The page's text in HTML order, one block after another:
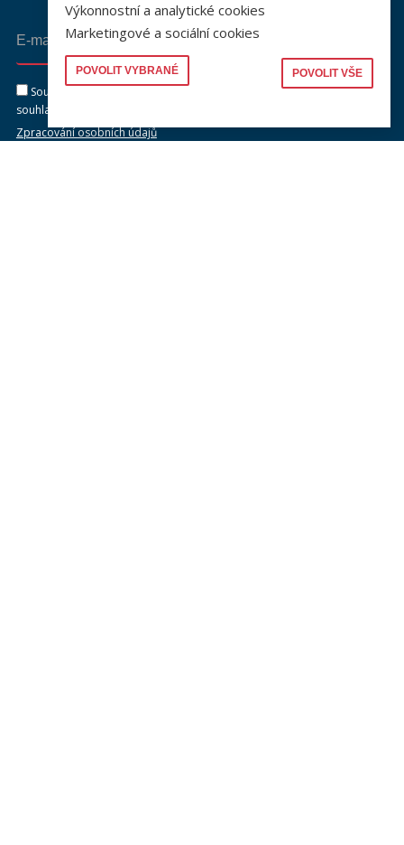
Souhlasím se zasíláním newsletteru na výše uvedenou adresu a
souhlasím se zpracováním osobních údajů dle dokumentu níže.
Zpracování osobních údajů
Výkonnostní a analytické cookies
Marketingové a sociální cookies
POVOLIT VYBRANÉ POVOLIT VŠE